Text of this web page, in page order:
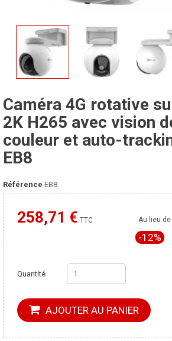
Caméra 4G rotative
2K H265 avec vision
couleur et auto-
EB8
Référence EB8
258,71 € TTC
Moins cher ailleurs ? Au lieu de
-12%
Quantité
AJOUTER AU PANIER